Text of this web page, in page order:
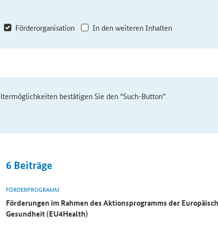
Förderorganisation In den weiteren Inhalten
bestätigen Sie den “Such-Button”
6 Beiträge
FÖRDERPROGRAMM
Förderungen im Rahmen des Aktionsprogramms der
Gesundheit (EU4Health)